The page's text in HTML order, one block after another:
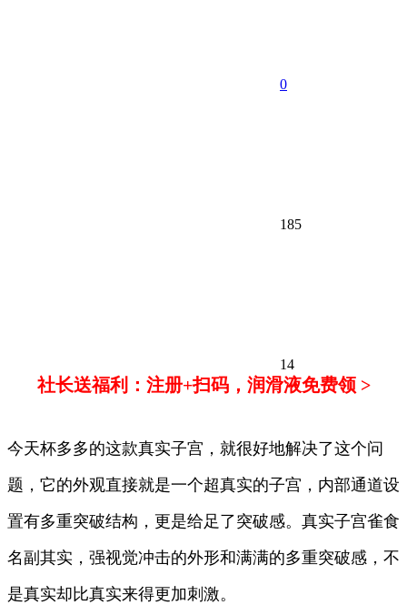
0
185
14
社长送福利：注册+扫码，润滑液免费领 >
今天杯多多的这款真实子宫，就很好地解决了这个问
题，它的外观直接就是一个超真实的子宫，内部通道设
置有多重突破结构，更是给足了突破感。真实子宫雀食
名副其实，强视觉冲击的外形和满满的多重突破感，不
是真实却比真实来得更加刺激。